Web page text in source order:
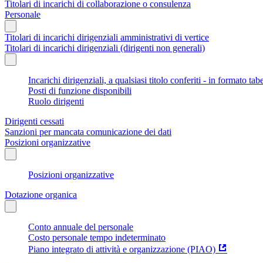
Titolari di incarichi di collaborazione o consulenza
Personale
Titolari di incarichi dirigenziali amministrativi di vertice
Titolari di incarichi dirigenziali (dirigenti non generali)
Incarichi dirigenziali, a qualsiasi titolo conferiti - in formato
Posti di funzione disponibili
Ruolo dirigenti
Dirigenti cessati
Sanzioni per mancata comunicazione dei dati
Posizioni organizzative
Posizioni organizzative
Dotazione organica
Conto annuale del personale
Costo personale tempo indeterminato
Piano integrato di attività e organizzazione (PIAO)